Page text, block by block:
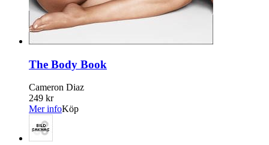
The Body Book
Cameron Diaz
249 kr
Mer infoKöp